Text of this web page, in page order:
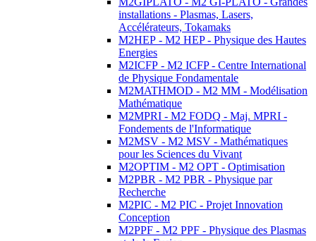
installations - Plasmas, Lasers,
Accélérateurs, Tokamaks
M2HEP - M2 HEP - Physique des Hautes
Energies
M2ICFP - M2 ICFP - Centre International
de Physique Fondamentale
M2MATHMOD - M2 MM - Modélisation
Mathématique
M2MPRI - M2 FODQ - Maj. MPRI -
Fondements de l'Informatique
M2MSV - M2 MSV - Mathématiques
pour les Sciences du Vivant
M2OPTIM - M2 OPT - Optimisation
M2PBR - M2 PBR - Physique par
Recherche
M2PIC - M2 PIC - Projet Innovation
Conception
M2PPF - M2 PPF - Physique des Plasmas